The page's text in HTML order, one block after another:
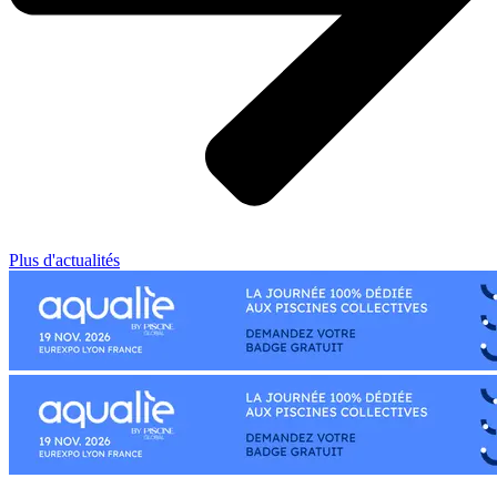
Plus d'actualités